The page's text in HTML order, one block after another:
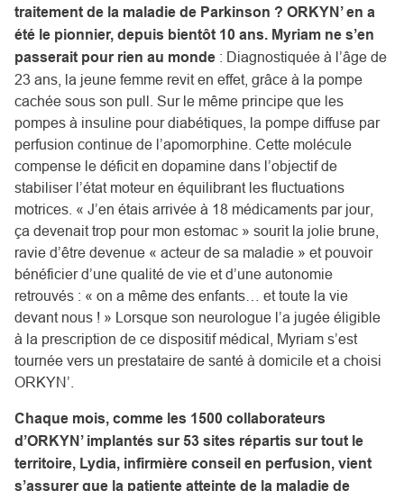
traitement de la maladie de Parkinson ? ORKYN’ en a
été le pionnier, depuis bientôt 10 ans. Myriam ne s’en
passerait pour rien au monde : Diagnostiquée à l’âge de
23 ans, la jeune femme revit en effet, grâce à la pompe
cachée sous son pull. Sur le même principe que les
pompes à insuline pour diabétiques, la pompe diffuse par
perfusion continue de l’apomorphine. Cette molécule
compense le déficit en dopamine dans l’objectif de
stabiliser l’état moteur en équilibrant les fluctuations
motrices. « J’en étais arrivée à 18 médicaments par jour,
ça devenait trop pour mon estomac » sourit la jolie brune,
ravie d’être devenue « acteur de sa maladie » et pouvoir
bénéficier d’une qualité de vie et d’une autonomie
retrouvés : « on a même des enfants… et toute la vie
devant nous ! » Lorsque son neurologue l’a jugée éligible
à la prescription de ce dispositif médical, Myriam s’est
tournée vers un prestataire de santé à domicile et a choisi
ORKYN’.
Chaque mois, comme les 1500 collaborateurs
d’ORKYN’ implantés sur 53 sites répartis sur tout le
territoire, Lydia, infirmière conseil en perfusion, vient
s’assurer que la patiente atteinte de la maladie de